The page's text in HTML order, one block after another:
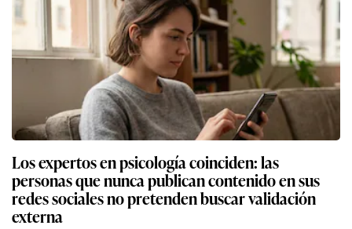
Los expertos en psicología coinciden: las
personas que nunca publican contenido en sus
redes sociales no pretenden buscar validación
externa